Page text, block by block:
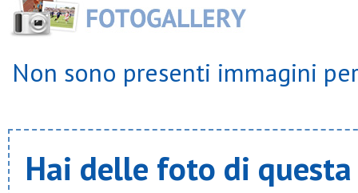
Non sono presenti immagini
Hai delle foto di